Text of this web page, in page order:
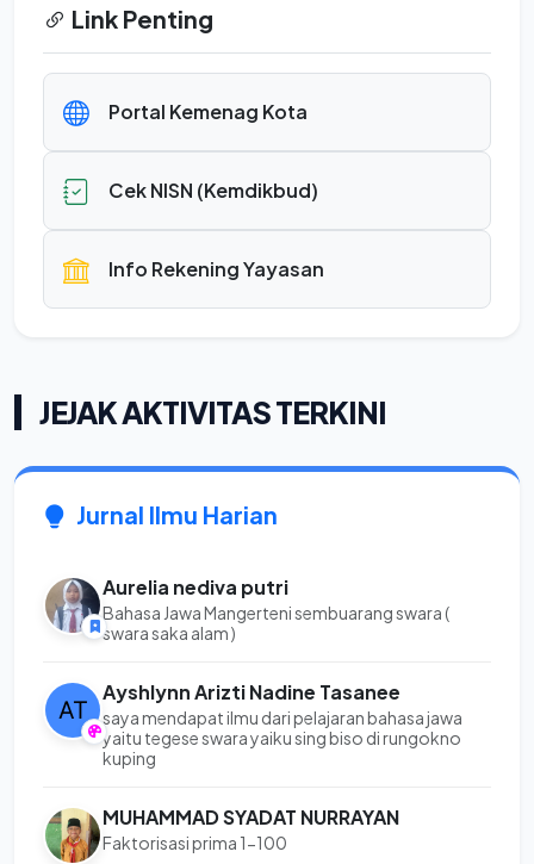
Link Penting
Portal Kemenag Kota
Cek NISN (Kemdikbud)
Info Rekening Yayasan
JEJAK AKTIVITAS TERKINI
Jurnal Ilmu Harian
Aurelia nediva putri
Bahasa Jawa Mangerteni sembuarang swara (
swara saka alam )
Ayshlynn Arizti Nadine Tasanee
saya mendapat ilmu dari pelajaran bahasa jawa
yaitu tegese swara yaiku sing biso di rungokno
kuping
MUHAMMAD SYADAT NURRAYAN
Faktorisasi prima 1-100